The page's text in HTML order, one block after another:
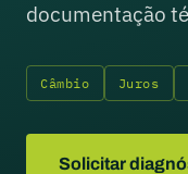
documentação
Câmbio Juros
Solicitar